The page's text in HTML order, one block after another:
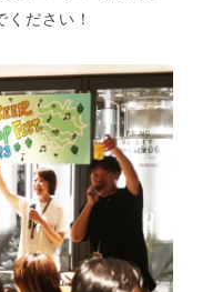
ださい！